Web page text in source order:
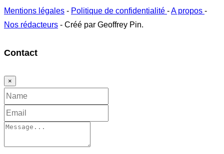
Mentions légales - Politique de confidentialité -A propos -
Nos rédacteurs - Créé par Geoffrey Pin.
Contact
×